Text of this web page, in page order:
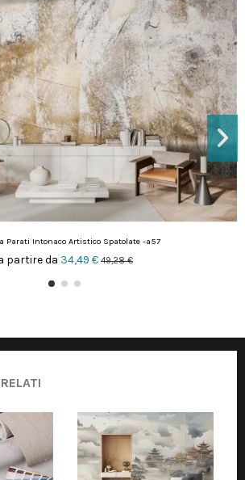
Parati Intonaco Artistico Spatolate -a57
partire da 34,49 € 49,28 €